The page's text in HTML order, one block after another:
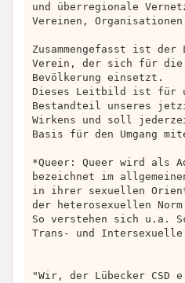
und überregionale
Vereinen, Organisationen
Zusammengefasst ist der
Verein, der sich für die
Bevölkerung einsetzt.
Dieses Leitbild ist für
Bestandteil unseres
Wirkens und soll
Basis für den Umgang
*Queer: Queer wird als
bezeichnet im
in ihrer sexuellen
der heterosexuellen Norm
So verstehen sich u.a.
Trans- und
"Wir, der Lübecker CSD